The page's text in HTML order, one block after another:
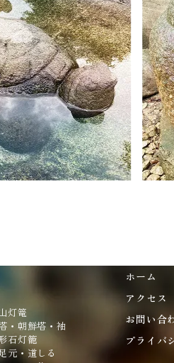
灯篭
・朝鮮塔・袖
石灯籠
元・道しる
ホーム
アクセス
お問い合
プライバ